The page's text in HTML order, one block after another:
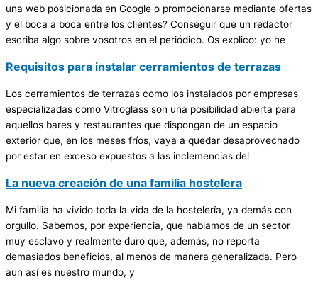
una web posicionada en Google o promocionarse mediante ofertas
y el boca a boca entre los clientes? Conseguir que un redactor
escriba algo sobre vosotros en el periódico. Os explico: yo he
Requisitos para instalar cerramientos de terrazas
Los cerramientos de terrazas como los instalados por empresas
especializadas como Vitroglass son una posibilidad abierta para
aquellos bares y restaurantes que dispongan de un espacio
exterior que, en los meses fríos, vaya a quedar desaprovechado
por estar en exceso expuestos a las inclemencias del
La nueva creación de una familia hostelera
Mi familia ha vivido toda la vida de la hostelería, ya demás con
orgullo. Sabemos, por experiencia, que hablamos de un sector
muy esclavo y realmente duro que, además, no reporta
demasiados beneficios, al menos de manera generalizada. Pero
aun así es nuestro mundo, y